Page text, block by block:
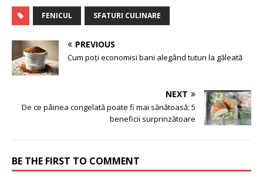
FENICUL SFATURI CULINARE
PREVIOUS
Cum poți economisi bani alegând tutun la găleată
NEXT
De ce pâinea congelată poate fi mai sănătoasă: 5
beneficii surprinzătoare
BE THE FIRST TO COMMENT